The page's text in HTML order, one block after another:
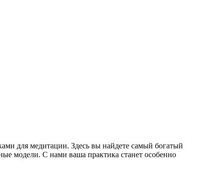
для медитации. Здесь вы найдете самый богатый
модели. С нами ваша практика станет особенно